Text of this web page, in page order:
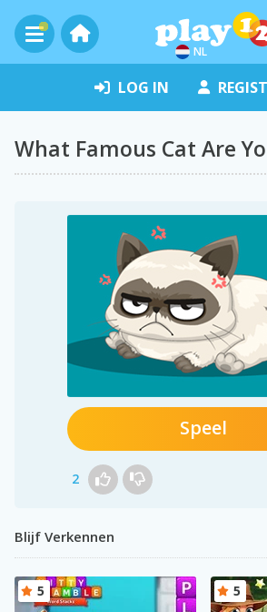
NL
LOG IN
What Famous Cat Are
Speel
2
Blijf Verkennen
5 5